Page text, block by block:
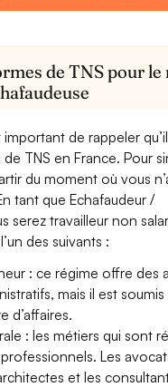
de TNS pour
important de rappeler
TNS en France. Pour
du moment où vous
tant que Echafaudeur /
serez travailleur non
des suivants :
: ce régime offre des
mais il est
d’affaires.
: les métiers qui sont
Les
et les